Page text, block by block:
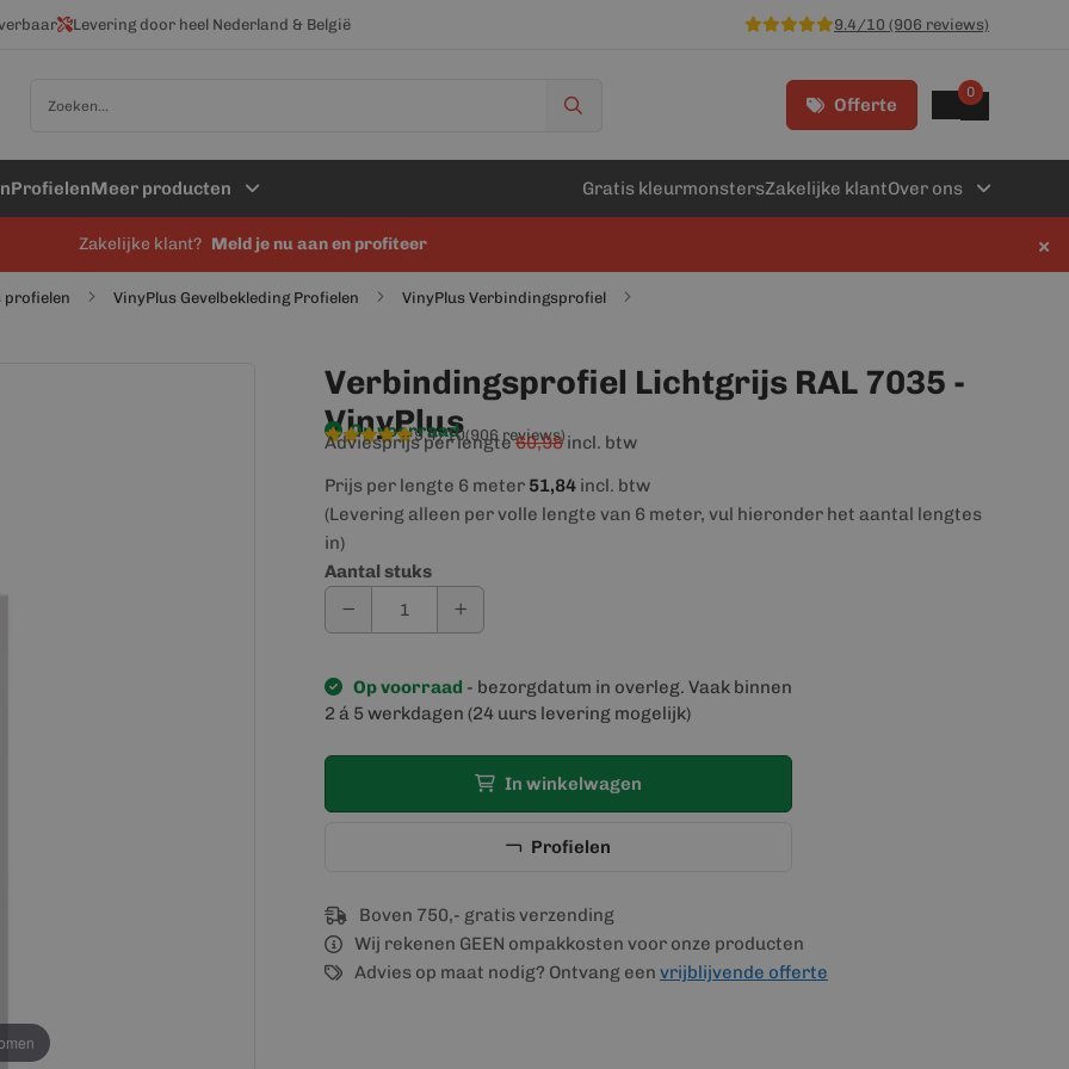
Levering door heel Nederland & België 9.4/10 (906 reviews)
Offerte
0
ProfielenMeer producten Gratis kleurmonstersZakelijke klantOver ons
Zakelijke klant? Meld je nu aan en profiteer ×
profielen VinyPlus Gevelbekleding Profielen
VinyPlus Verbindingsprofiel
Verbindingsprofiel Lichtgrijs RAL 7035 -
VinyPlus
Op voorraad
9,4/10(906 reviews)
Adviesprijs per lengte60,98incl. btw
Prijs per lengte 6 meter 51,84 incl. btw
(Levering alleen per volle lengte van 6 meter, vul hieronder het aantal lengtes
in)
Aantal stuks
Op voorraad - bezorgdatum in overleg. Vaak binnen
2 á 5 werkdagen (24 uurs levering mogelijk)
In winkelwagen
Profielen
Boven 750,- gratis verzending
Wij rekenen GEEN ompakkosten voor onze producten
Advies op maat nodig? Ontvang een vrijblijvende offerte